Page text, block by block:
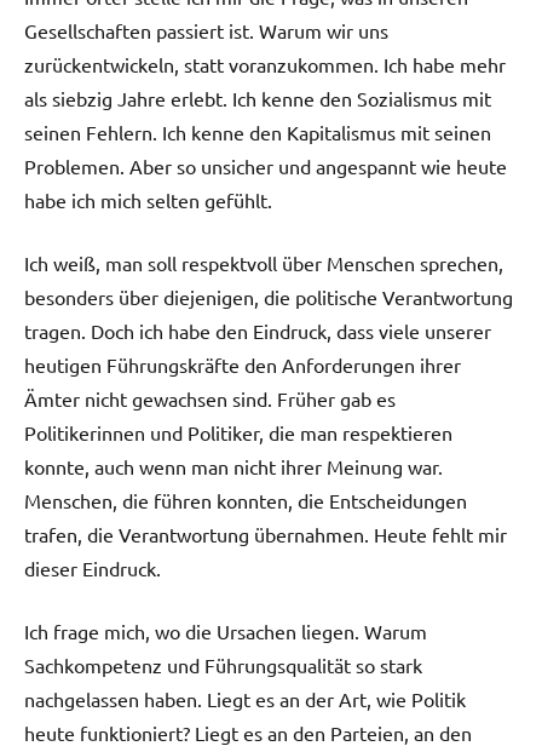
Gesellschaften passiert ist. Warum wir uns
zurückentwickeln, statt voranzukommen. Ich habe mehr
als siebzig Jahre erlebt. Ich kenne den Sozialismus mit
seinen Fehlern. Ich kenne den Kapitalismus mit seinen
Problemen. Aber so unsicher und angespannt wie heute
habe ich mich selten gefühlt.
Ich weiß, man soll respektvoll über Menschen sprechen,
besonders über diejenigen, die politische Verantwortung
tragen. Doch ich habe den Eindruck, dass viele unserer
heutigen Führungskräfte den Anforderungen ihrer
Ämter nicht gewachsen sind. Früher gab es
Politikerinnen und Politiker, die man respektieren
konnte, auch wenn man nicht ihrer Meinung war.
Menschen, die führen konnten, die Entscheidungen
trafen, die Verantwortung übernahmen. Heute fehlt mir
dieser Eindruck.
Ich frage mich, wo die Ursachen liegen. Warum
Sachkompetenz und Führungsqualität so stark
nachgelassen haben. Liegt es an der Art, wie Politik
heute funktioniert? Liegt es an den Parteien, an den